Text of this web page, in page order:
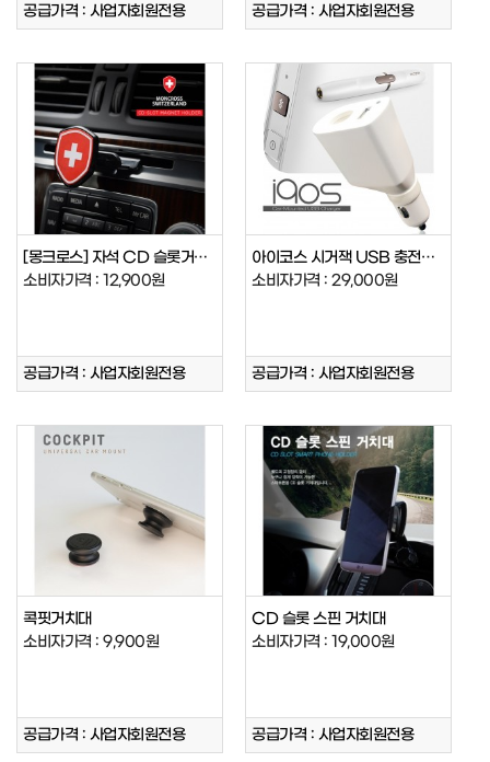
공급가격 : 사업자회원전용 공급가격 : 사업자회원전용
[몽크로스] 자석 CD 슬롯거치대
소비자가격 : 12,900원
공급가격 : 사업자회원전용
아이코스 시거잭 USB 충전홀더
소비자가격 : 29,000원
공급가격 : 사업자회원전용
콕핏거치대
소비자가격 : 9,900원
공급가격 : 사업자회원전용
CD 슬롯 스핀 거치대
소비자가격 : 19,000원
공급가격 : 사업자회원전용